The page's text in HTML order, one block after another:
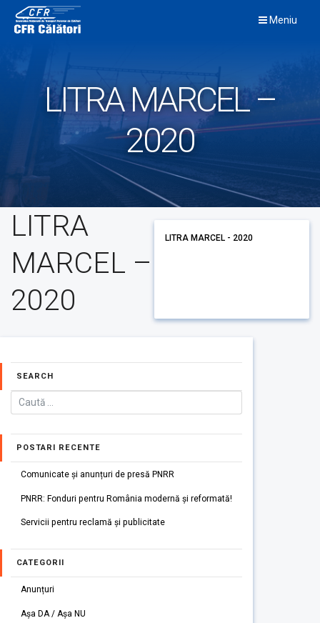
content
Meniu
LITRA MARCEL –
2020
LITRA
MARCEL –
2020
LITRA MARCEL - 2020
SEARCH
POSTARI RECENTE
Comunicate și anunțuri de presă PNRR
PNRR: Fonduri pentru România modernă și reformată!
Servicii pentru reclamă și publicitate
CATEGORII
Anunțuri
Așa DA / Așa NU